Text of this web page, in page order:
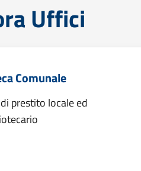
Uffici
Comunale
prestito locale ed